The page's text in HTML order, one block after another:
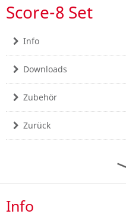
Score-8 Set
Info
Downloads
Zubehör
Zurück
Info